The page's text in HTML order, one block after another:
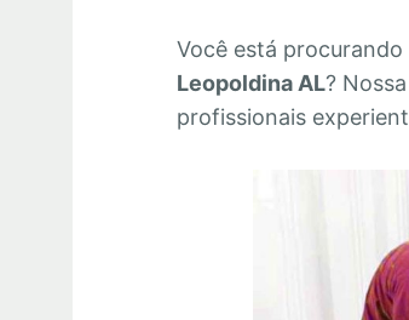
Você está
Leopoldina AL?
profissionais